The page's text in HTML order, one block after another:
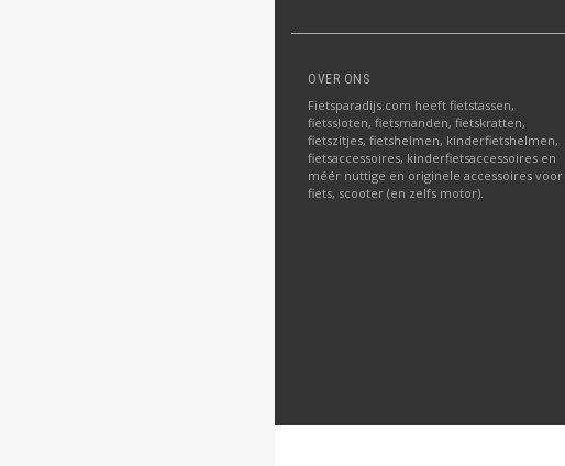
OVER ONS
Fietsparadijs.com heeft fietstassen,
fietssloten, fietsmanden, fietskratten,
fietszitjes, fietshelmen, kinderfietshelmen,
fietsaccessoires, kinderfietsaccessoires en
méér nuttige en originele accessoires voor
fiets, scooter (en zelfs motor).